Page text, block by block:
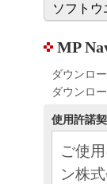
ソフト
MP
ダウンロ
ダウンロ
使用許諾
ご使
ン株